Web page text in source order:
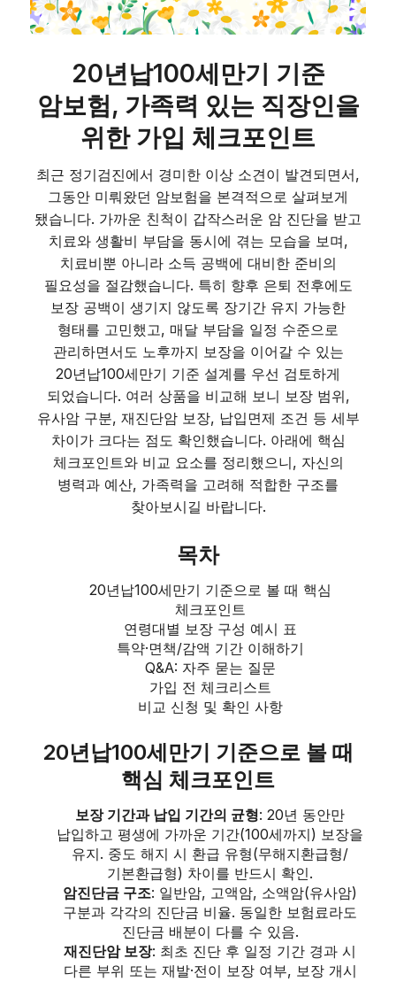
20년납100세만기 기준
암보험, 가족력 있는 직장인을
위한 가입 체크포인트
최근 정기검진에서 경미한 이상 소견이 발견되면서,
그동안 미뤄왔던 암보험을 본격적으로 살펴보게
됐습니다. 가까운 친척이 갑작스러운 암 진단을 받고
치료와 생활비 부담을 동시에 겪는 모습을 보며,
치료비뿐 아니라 소득 공백에 대비한 준비의
필요성을 절감했습니다. 특히 향후 은퇴 전후에도
보장 공백이 생기지 않도록 장기간 유지 가능한
형태를 고민했고, 매달 부담을 일정 수준으로
관리하면서도 노후까지 보장을 이어갈 수 있는
20년납100세만기 기준 설계를 우선 검토하게
되었습니다. 여러 상품을 비교해 보니 보장 범위,
유사암 구분, 재진단암 보장, 납입면제 조건 등 세부
차이가 크다는 점도 확인했습니다. 아래에 핵심
체크포인트와 비교 요소를 정리했으니, 자신의
병력과 예산, 가족력을 고려해 적합한 구조를
찾아보시길 바랍니다.
목차
20년납100세만기 기준으로 볼 때 핵심
체크포인트
연령대별 보장 구성 예시 표
특약·면책/감액 기간 이해하기
Q&A: 자주 묻는 질문
가입 전 체크리스트
비교 신청 및 확인 사항
20년납100세만기 기준으로 볼 때
핵심 체크포인트
보장 기간과 납입 기간의 균형: 20년 동안만
납입하고 평생에 가까운 기간(100세까지) 보장을
유지. 중도 해지 시 환급 유형(무해지환급형/
기본환급형) 차이를 반드시 확인.
암진단금 구조: 일반암, 고액암, 소액암(유사암)
구분과 각각의 진단금 비율. 동일한 보험료라도
진단금 배분이 다를 수 있음.
재진단암 보장: 최초 진단 후 일정 기간 경과 시
다른 부위 또는 재발·전이 보장 여부, 보장 개시